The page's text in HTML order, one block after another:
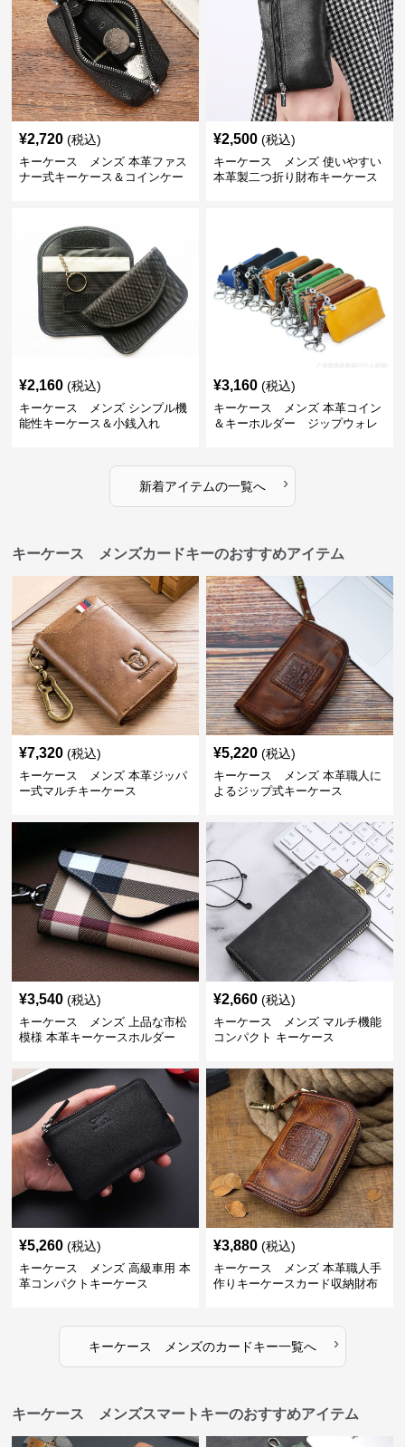
¥2,720 (税込)
キーケース メンズ 本革ファス
ナー式キーケース＆コインケー
¥2,500 (税込)
キーケース メンズ 使いやすい
本革製二つ折り財布キーケース
¥2,160 (税込)
キーケース メンズ シンプル機
能性キーケース＆小銭入れ
¥3,160 (税込)
キーケース メンズ 本革コイン
＆キーホルダー ジップウォレ
新着アイテムの一覧へ ›
キーケース メンズカードキーのおすすめアイテム
¥7,320 (税込)
キーケース メンズ 本革ジッパ
ー式マルチキーケース
¥5,220 (税込)
キーケース メンズ 本革職人に
よるジップ式キーケース
¥3,540 (税込)
キーケース メンズ 上品な市松
模様 本革キーケースホルダー
¥2,660 (税込)
キーケース メンズ マルチ機能
コンパクト キーケース
¥5,260 (税込)
キーケース メンズ 高級車用 本
革コンパクトキーケース
¥3,880 (税込)
キーケース メンズ 本革職人手
作りキーケースカード収納財布
キーケース メンズのカードキー一覧へ ›
キーケース メンズスマートキーのおすすめアイテム